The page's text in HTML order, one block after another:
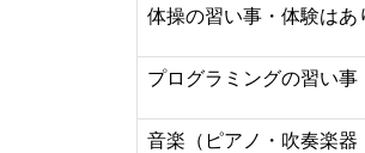
体操の習い事・体験はあ
プログラミングの習い事
音楽（ピアノ・吹奏楽器